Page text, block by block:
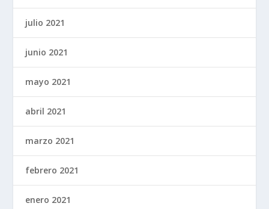
julio 2021
junio 2021
mayo 2021
abril 2021
marzo 2021
febrero 2021
enero 2021